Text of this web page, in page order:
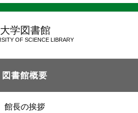
学図書館
OF SCIENCE LIBRARY
図書館概要
館長の挨拶